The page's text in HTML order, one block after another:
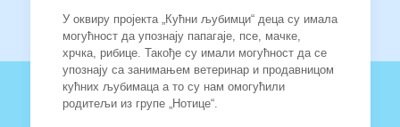
У оквиру пројекта „Кућни љубимци“ деца су имала
могућност да упознају папагаје, псе, мачке,
хрчка, рибице. Такође су имали могућност да се
упознају са занимањем ветеринар и продавницом
кућних љубимаца а то су нам омогућили
родитељи из групе „Нотице“.